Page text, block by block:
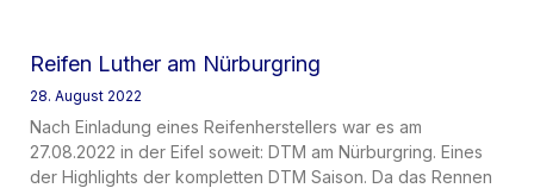
Reifen Luther am Nürburgring
28. August 2022
Nach Einladung eines Reifenherstellers war es am
27.08.2022 in der Eifel soweit: DTM am Nürburgring. Eines
der Highlights der kompletten DTM Saison. Da das Rennen